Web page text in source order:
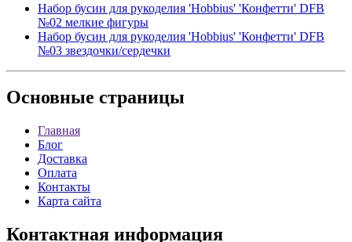
Набор бусин для рукоделия 'Hobbius' 'Конфетти' DFB
№02 мелкие фигуры
Набор бусин для рукоделия 'Hobbius' 'Конфетти' DFB
№03 звездочки/сердечки
Основные страницы
Главная
Блог
Доставка
Оплата
Контакты
Карта сайта
Контактная информация